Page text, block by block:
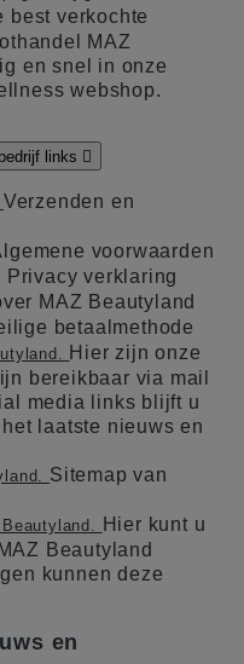
best verkochte
MAZ
en snel in onze
webshop.
links 
Verzenden en
voorwaarden
Privacy verklaring
MAZ Beautyland
betaalmethode
Hier zijn onze
bereikbaar via mail
media links blijft u
laatste nieuws en
Sitemap van
Hier kunt u
Beautyland
kunnen deze
en